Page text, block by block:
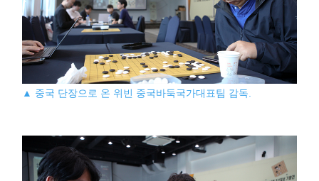
▲ 중국 단장으로 온 위빈 중국바둑국가대표팀 감독.